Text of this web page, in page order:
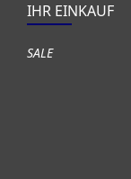
IHR EINKAUF
SALE